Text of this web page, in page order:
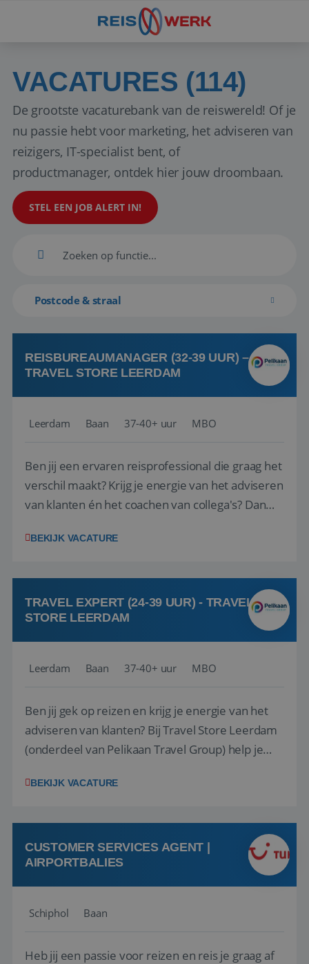
VACATURES (114)
De grootste vacaturebank van de reiswereld! Of je
nu passie hebt voor marketing, het adviseren van
reizigers, IT-specialist bent, of
productmanager, ontdek hier jouw droombaan.
STEL EEN JOB ALERT IN!
Postcode & straal
REISBUREAUMANAGER (32-39 UUR) –
TRAVEL STORE LEERDAM
Leerdam Baan 37-40+ uur MBO
Ben jij een ervaren reisprofessional die graag het
verschil maakt? Krijg je energie van het adviseren
van klanten én het coachen van collega's? Dan
(onderdeel van Pelikaan Travel Group) zoeken
team het reisbureau verder...
BEKIJK VACATURE
TRAVEL EXPERT (24-39 UUR) - TRAVEL
STORE LEERDAM
Leerdam Baan 37-40+ uur MBO
Ben jij gek op reizen en krijg je energie van het
adviseren van klanten? Bij Travel Store Leerdam
(onderdeel van Pelikaan Travel Group) help je
vinden. Samen maken we van elke reis een
hebt in de reisbranche of j...
BEKIJK VACATURE
CUSTOMER SERVICES AGENT |
AIRPORTBALIES
Schiphol Baan
Heb jij een passie voor reizen en reis je graag af